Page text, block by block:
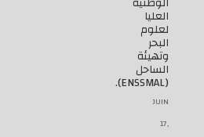
العليا
لعلوم
البحر
وتهيئة
الساحل
(ENSSMAL).
JUIN
17,